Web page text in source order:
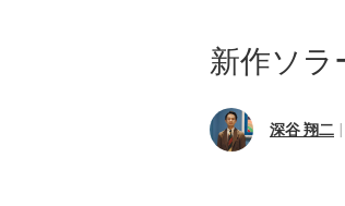
新作ソラ
深谷 翔二